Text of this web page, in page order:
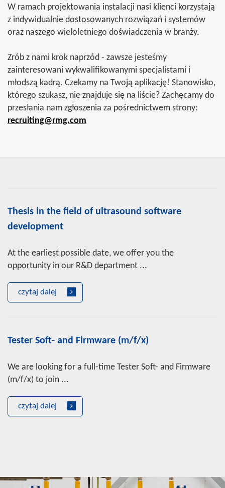
W ramach projektowania instalacji nasi klienci korzystają
z indywidualnie dostosowanych rozwiązań i systemów
oraz naszego wieloletniego doświadczenia w branży.
Zrób z nami krok naprzód - zawsze jesteśmy
zainteresowani wykwalifikowanymi specjalistami i
młodszą kadrą. Czekamy na Twoją aplikację! Stanowisko,
którego szukasz, nie znajduje się na liście? Zachęcamy do
przesłania nam zgłoszenia za pośrednictwem strony:
recruiting@rmg.com
Thesis in the field of ultrasound software
development
At the earliest possible date, we offer you the
opportunity in our R&D department ...
czytaj dalej
Tester Soft- and Firmware (m/f/x)
We are looking for a full-time Tester Soft- and Firmware
(m/f/x) to join ...
czytaj dalej